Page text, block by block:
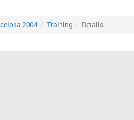
2004 Training Details